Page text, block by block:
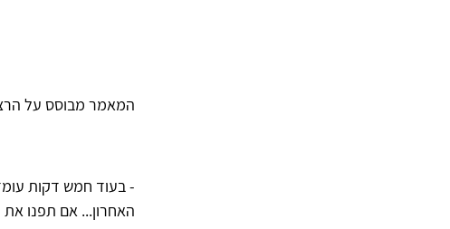
המאמר מבוסס על הרצאה
- בעוד חמש דקות
האחרון... אם תפנו את